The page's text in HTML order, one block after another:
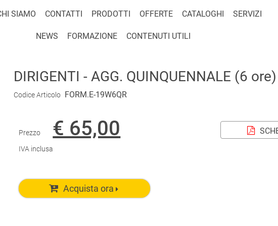
SIAMO CONTATTI PRODOTTI OFFERTE CATALOGHI SERVIZI
NEWS FORMAZIONE CONTENUTI UTILI
DIRIGENTI - AGG. QUINQUENNALE (6 ore)
Codice Articolo FORM.E-19W6QR
Prezzo € 65,00
IVA inclusa
Acquista ora